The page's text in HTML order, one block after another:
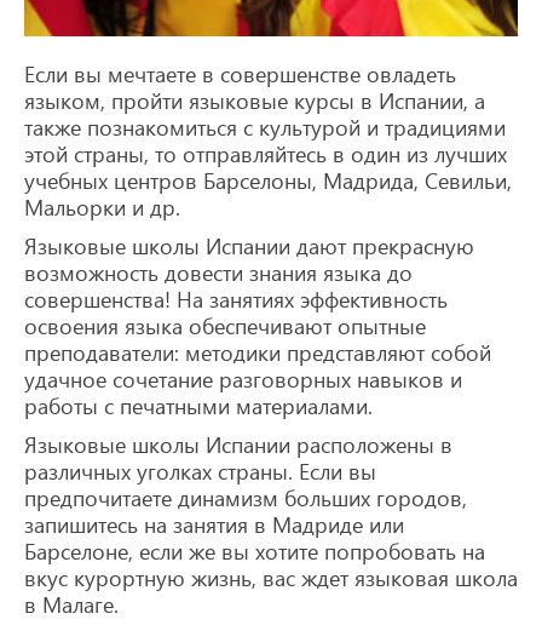
Если вы мечтаете в совершенстве овладеть
языком, пройти языковые курсы в Испании, а
также познакомиться с культурой и традициями
этой страны, то отправляйтесь в один из лучших
учебных центров Барселоны, Мадрида, Севильи,
Мальорки и др.
Языковые школы Испании дают прекрасную
возможность довести знания языка до
совершенства! На занятиях эффективность
освоения языка обеспечивают опытные
преподаватели: методики представляют собой
удачное сочетание разговорных навыков и
работы с печатными материалами.
Языковые школы Испании расположены в
различных уголках страны. Если вы
предпочитаете динамизм больших городов,
запишитесь на занятия в Мадриде или
Барселоне, если же вы хотите попробовать на
вкус курортную жизнь, вас ждет языковая школа
в Малаге.